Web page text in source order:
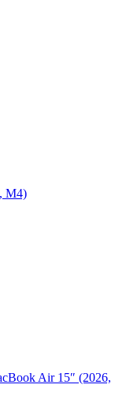
M4)
Air 15″ (2026,